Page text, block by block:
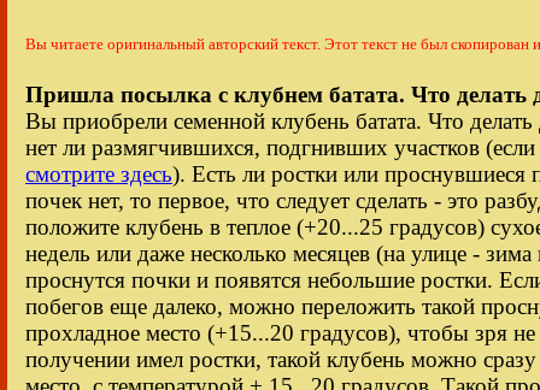
Вы читаете оригинальный авторский текст. Этот текст не был скопирован
Пришла посылка с клубнем батата. Что делать
Вы приобрели семенной клубень батата. Что
нет ли размягчившихся, подгнивших участков
смотрите здесь). Есть ли ростки или проснувшиеся
почек нет, то первое, что следует сделать - это
положите клубень в теплое (+20...25 градусов)
недель или даже несколько месяцев (на улице -
проснутся почки и появятся небольшие ростки.
побегов еще далеко, можно переложить такой
прохладное место (+15...20 градусов), чтобы зря
получении имел ростки, такой клубень можно